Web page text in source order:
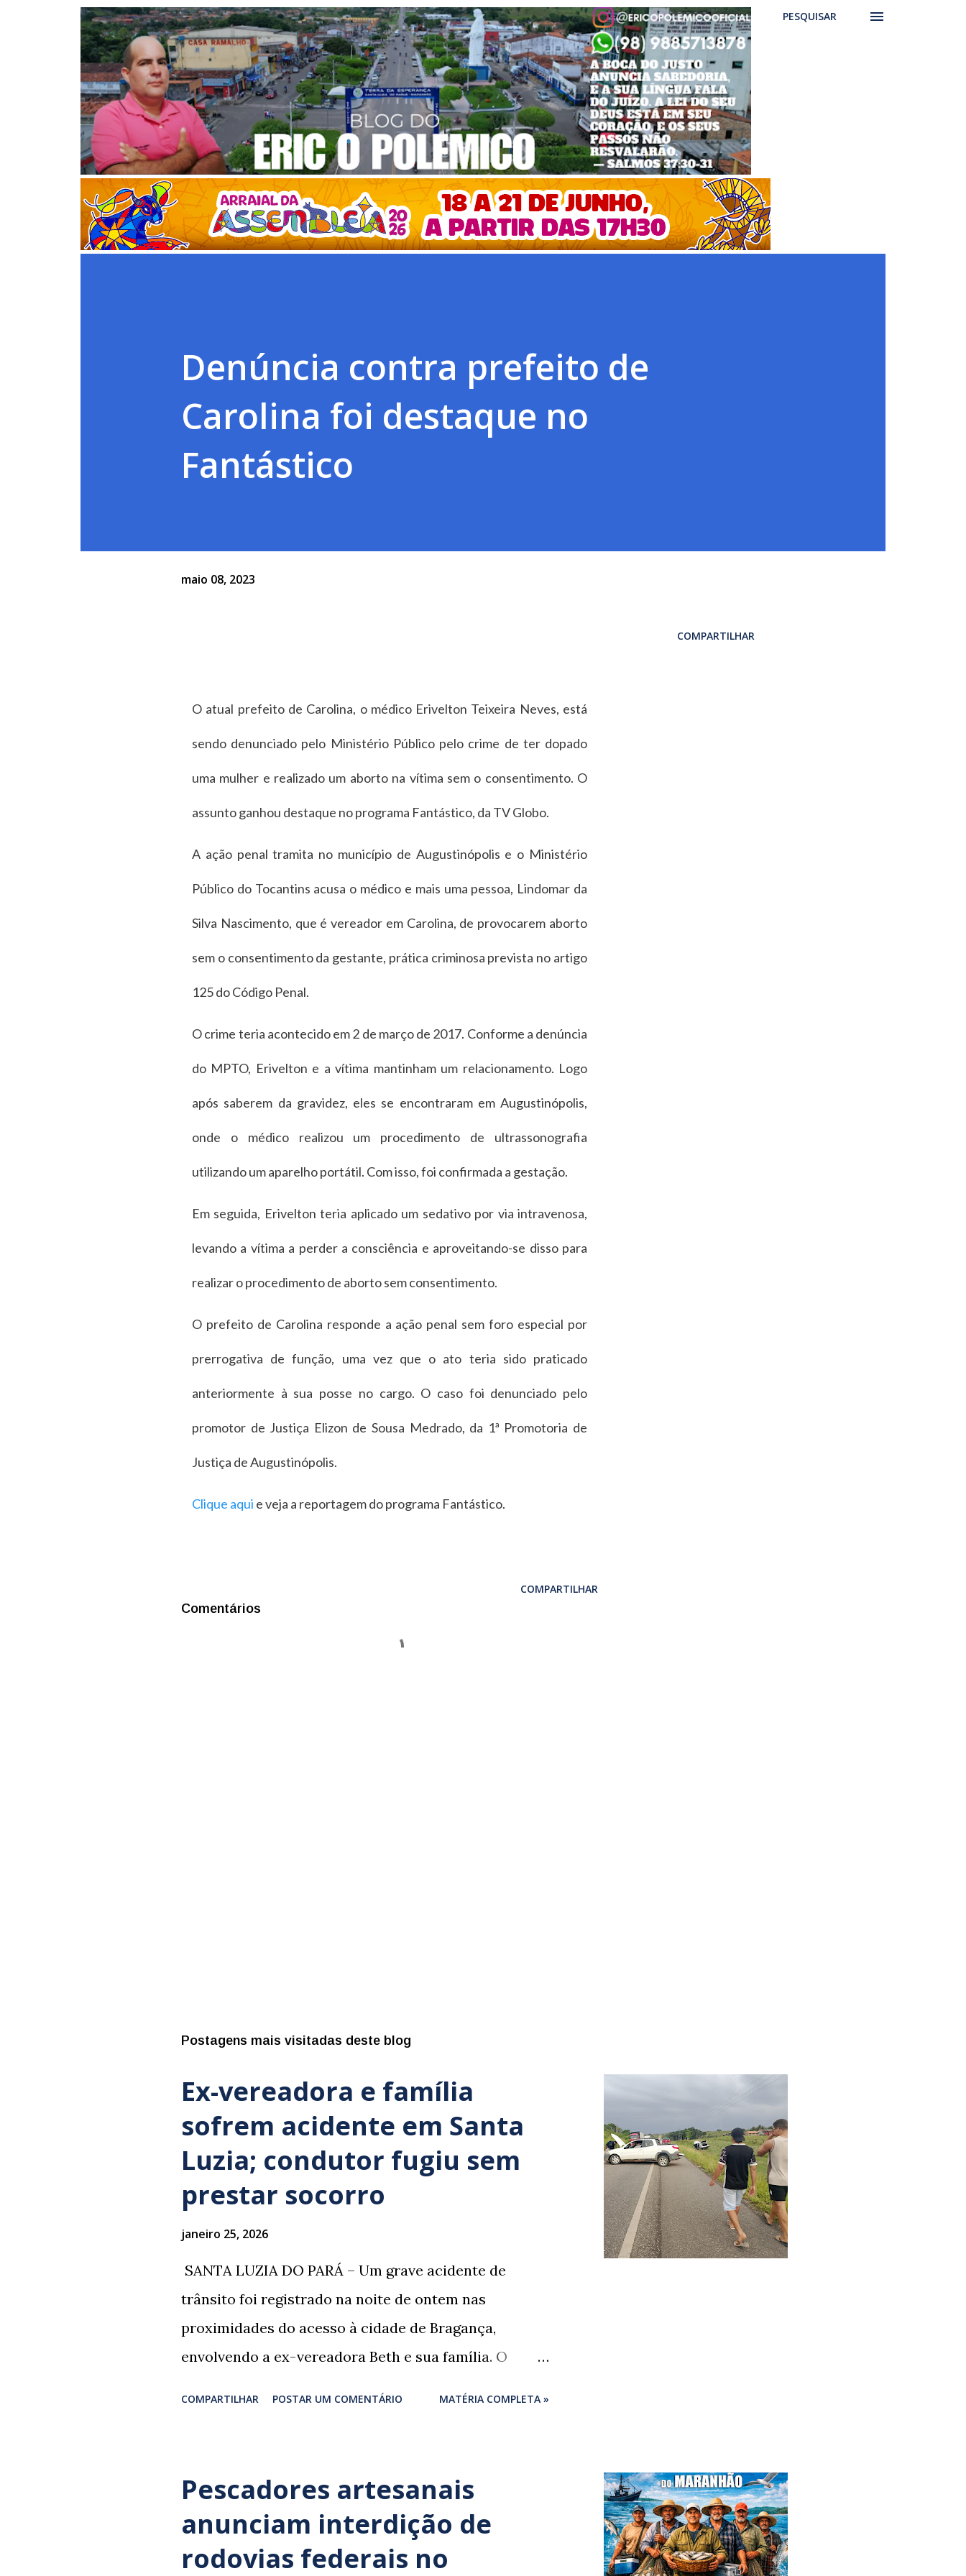
Pular para o conteúdo principal PESQUISAR
Denúncia contra prefeito de
Carolina foi destaque no
Fantástico
maio 08, 2023
O atual prefeito de Carolina, o médico Erivelton Teixeira Neves, está
sendo denunciado pelo Ministério Público pelo crime de ter dopado
uma mulher e realizado um aborto na vítima sem o consentimento. O
assunto ganhou destaque no programa Fantástico, da TV Globo.
A ação penal tramita no município de Augustinópolis e o Ministério
Público do Tocantins acusa o médico e mais uma pessoa, Lindomar da
Silva Nascimento, que é vereador em Carolina, de provocarem aborto
sem o consentimento da gestante, prática criminosa prevista no artigo
125 do Código Penal.
O crime teria acontecido em 2 de março de 2017. Conforme a denúncia
do MPTO, Erivelton e a vítima mantinham um relacionamento. Logo
após saberem da gravidez, eles se encontraram em Augustinópolis,
onde o médico realizou um procedimento de ultrassonografia
utilizando um aparelho portátil. Com isso, foi confirmada a gestação.
Em seguida, Erivelton teria aplicado um sedativo por via intravenosa,
levando a vítima a perder a consciência e aproveitando-se disso para
realizar o procedimento de aborto sem consentimento.
O prefeito de Carolina responde a ação penal sem foro especial por
prerrogativa de função, uma vez que o ato teria sido praticado
anteriormente à sua posse no cargo. O caso foi denunciado pelo
promotor de Justiça Elizon de Sousa Medrado, da 1ª Promotoria de
Justiça de Augustinópolis.
Clique aqui e veja a reportagem do programa Fantástico.
COMPARTILHAR
COMPARTILHAR
Comentários
Postagens mais visitadas deste blog
Ex-vereadora e família
sofrem acidente em Santa
Luzia; condutor fugiu sem
prestar socorro
janeiro 25, 2026
​ SANTA LUZIA DO PARÁ – Um grave acidente de
trânsito foi registrado na noite de ontem nas
proximidades do acesso à cidade de Bragança,
envolvendo a ex-vereadora Beth e sua família. O
sepultamento de seu próprio irmão quando o veículo
da família foi atingido. ​De acordo com relatos de
populares e testemunhas que presenciaram a colisão,
COMPARTILHAR POSTAR UM COMENTÁRIO MATÉRIA COMPLETA »
Pescadores artesanais
anunciam interdição de
rodovias federais no